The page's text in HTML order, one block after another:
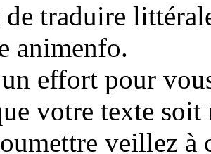
traduire
animenfo.
effort pour
votre texte
veillez à